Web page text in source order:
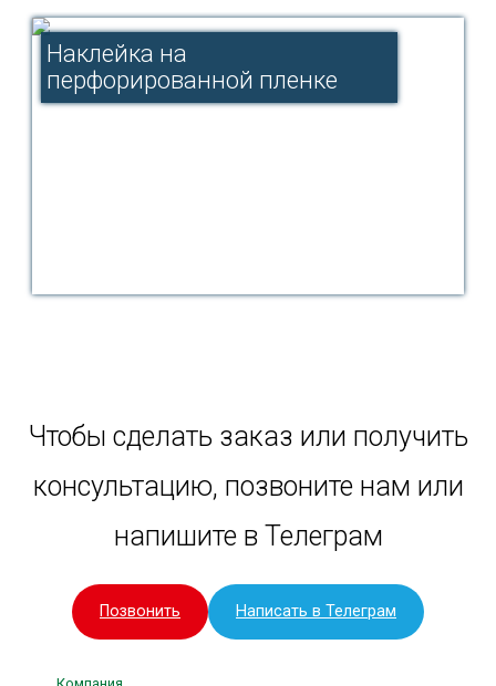
Наклейка на
перфорированной пленке
Чтобы сделать заказ или получить
консультацию, позвоните нам или
напишите в Телеграм
Позвонить Написать в Телеграм